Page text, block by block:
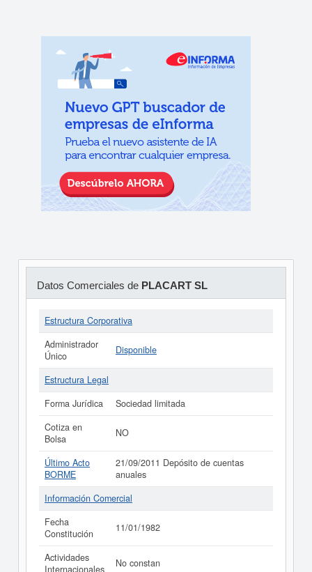
Datos Comerciales de PLACART SL
Estructura Corporativa
Administrador
Único
Disponible
Estructura Legal
Forma Jurídica
Sociedad limitada
Cotiza en
Bolsa
NO
Último Acto
BORME
21/09/2011 Depósito de cuentas
anuales
Información Comercial
Fecha
Constitución
11/01/1982
Actividades
Internacionales
No constan